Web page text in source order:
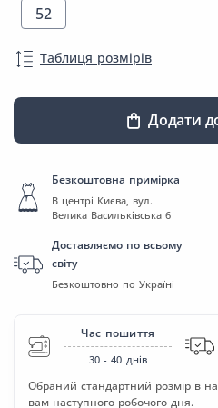
52
Таблиця розмірів
Додати
Безкоштовна примірка
В центрі Києва, вул.
Велика Васильківська 6
Доставляємо по всьому
світу
Безкоштовно по Україні
Час пошиття
30 - 40 днів
Обраний стандартний розмір в
вам наступного робочого дня.